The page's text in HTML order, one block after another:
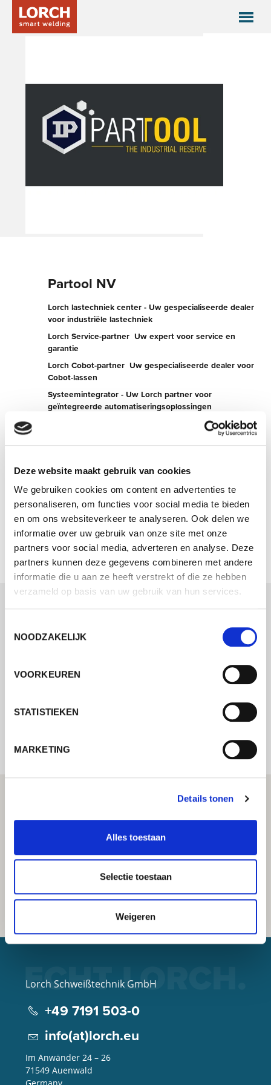
Deze website maakt gebruik van cookies
We gebruiken cookies om content en advertenties te
personaliseren, om functies voor social media te bieden
en om ons websiteverkeer te analyseren. Ook delen we
informatie over uw gebruik van onze site met onze
partners voor social media, adverteren en analyse. Deze
partners kunnen deze gegevens combineren met andere
informatie die u aan ze heeft verstrekt of die ze hebben
verzameld op basis van uw gebruik van hun services.
NOODZAKELIJK
VOORKEUREN
STATISTIEKEN
MARKETING
Details tonen
Alles toestaan
Selectie toestaan
Weigeren
Partool NV
Lorch lastechniek center - Uw gespecialiseerde dealer
voor industriële lastechniek
Lorch Service-partner  Uw expert voor service en
garantie
Lorch Cobot-partner  Uw gespecialiseerde dealer voor
Cobot-lassen
Systeemintegrator - Uw Lorch partner voor
geïntegreerde automatiseringsoplossingen
8400 Oostende
Naar de website van de partner
Nu contact opnemen
Neem contact met ons op via ons online
formulier en wij nemen zo spoedig
Internal error: Contact form currently not
available
Lorch Schweißtechnik GmbH
+49 7191 503-0
info(at)lorch.eu
Im Anwänder 24 – 26
71549 Auenwald